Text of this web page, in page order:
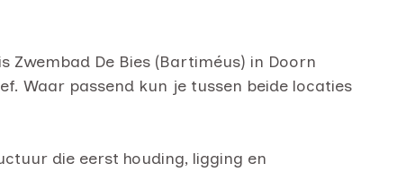
Zwembad De Bies (Bartiméus) in Doorn
Waar passend kun je tussen beide locaties
die eerst houding, ligging en